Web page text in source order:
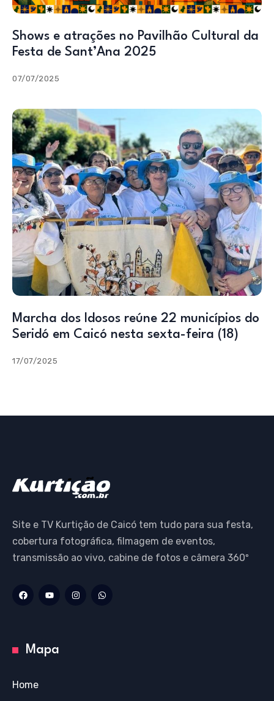
Shows e atrações no Pavilhão Cultural da
Festa de Sant’Ana 2025
07/07/2025
Marcha dos Idosos reúne 22 municípios do
Seridó em Caicó nesta sexta-feira (18)
17/07/2025
Site e TV Kurtição de Caicó tem tudo para sua festa,
cobertura fotográfica, filmagem de eventos,
transmissão ao vivo, cabine de fotos e câmera 360º
Mapa
Home